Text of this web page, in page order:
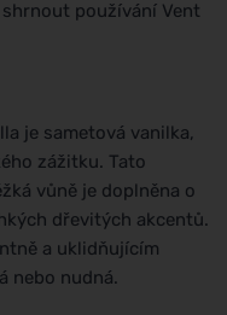
používání Vent
je sametová vanilka,
zážitku. Tato
vůně je doplněna o
dřevitých akcentů.
a uklidňujícím
nebo nudná.